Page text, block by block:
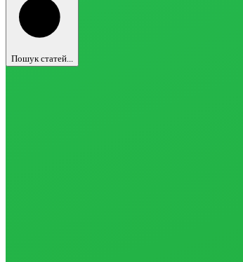
Пошук статей...